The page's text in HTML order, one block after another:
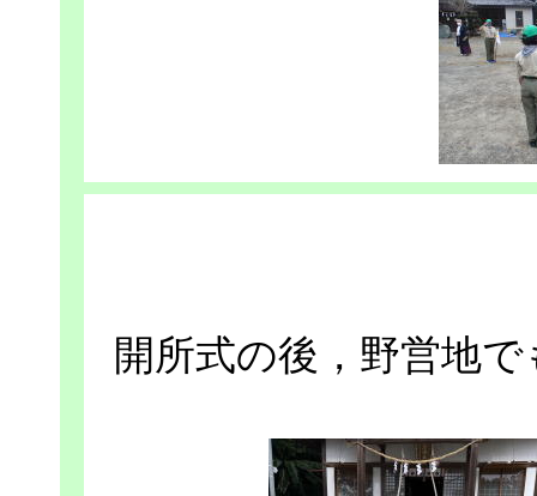
開所式の後，野営地